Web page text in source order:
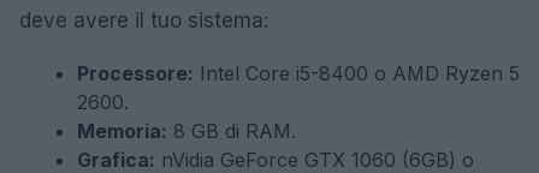
deve avere il tuo sistema:
Processore: Intel Core i5-8400 o AMD Ryzen 5
2600.
Memoria: 8 GB di RAM.
Grafica: nVidia GeForce GTX 1060 (6GB) o